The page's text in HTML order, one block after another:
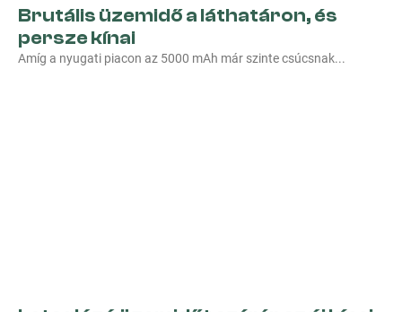
Brutális üzemidő a láthatáron, és
persze kínai
Amíg a nyugati piacon az 5000 mAh már szinte csúcsnak